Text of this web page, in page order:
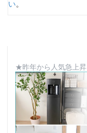
い。
★昨年から人気急上昇